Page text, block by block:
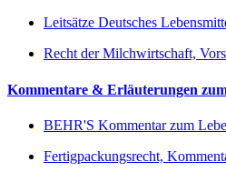
Leitsätze Deutsches
Recht der Milchwirtschaft,
Kommentare & Erläuterungen
BEHR'S Kommentar zum
Fertigpackungsrecht,